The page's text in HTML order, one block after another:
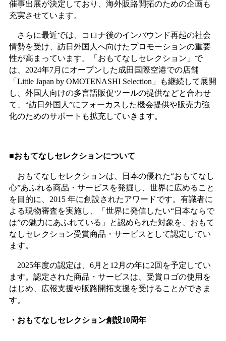
催事出展が決定しており、海外販路開拓のための企画も
充実させています。
さらに最近では、コロナ後のインバウンド再起の社会
情勢を受け、訪日外国人へ向けたプロモーションの重要
性が高まっています。「おもてなしセレクション」で
は、2024年7月にオープンした成田国際空港での店舗
「Little Japan by OMOTENASHI Selection」も継続して展開
し、外国人向けの多言語販促ツールの提供などと合わせ
て、“訪日外国人”にフォーカスした機会提供や販売力強
化のためのサポートも拡充していきます。
■おもてなしセレクションについて
おもてなしセレクションは、日本の優れた“おもてなし
心”あふれる商品・サービスを発掘し、世界に広めること
を目的に、2015 年に創設されたアワードです。有識者に
よる現物審査を実施し、「世界に発信したい“日本ならで
は”の魅⼒にあふれている」と認められた対象を、おもて
なしセレクション受賞商品・サービスとして認定してい
ます。
2025年度の認定は、6月と12月の年に2回を予定してい
ます。認定された商品・サービスは、受賞ロゴの使用を
はじめ、広報支援や販路開拓支援を受けることができま
す。
・おもてなしセレクション創設10周年